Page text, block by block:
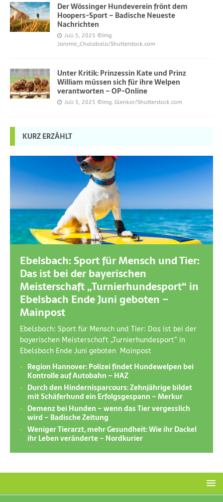
Der Wössinger Hundeverein frönt dem
Hoopers-Sport – Badische Neueste
Nachrichten
Juli 5, 2025 ©Img.
Jaromir_Chalabala/Shutterstock.com
Unter Kritik: Prinzessin Kate und Prinz
William müssen sich für ihre Welpen
verantworten – OP-Online
Juli 5, 2025 ©Img. Glenkar/Shutterstock.com
KURZ ERZÄHLT
Ebelsbach: Sport für Mensch und Tier:
Das ist bei der bayerischen
Meisterschaft „Turnierhundesport“ in
Ebelsbach Ende Juni geboten –
Mainpost
Ebelsbach: Sport für Mensch und Tier: Das ist bei der
bayerischen Meisterschaft „Turnierhundesport“ in
Ebelsbach Ende Juni geboten Mainpost
Region Hannover: Polizei findet Hundewelpen bei
Kontrolle auf Autobahn – HAZ
Durch den Hindernisparcours: Zehnjährige bildet
mit Schäferhund ein Erfolgsgespann – Merkur
Demenz bei Hunden – wenn das Tier vergesslich
wird – Badische Zeitung
Weniger Tierarzt, mehr Gesundheit: Wie ihr Dackel
ihr Leben veränderte – Nordkurier